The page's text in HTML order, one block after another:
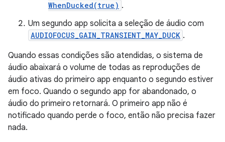
WhenDucked(true) .
Um segundo app solicita a seleção de áudio com
AUDIOFOCUS_GAIN_TRANSIENT_MAY_DUCK .
Quando essas condições são atendidas, o sistema de
áudio abaixará o volume de todas as reproduções de
áudio ativas do primeiro app enquanto o segundo estiver
em foco. Quando o segundo app for abandonado, o
áudio do primeiro retornará. O primeiro app não é
notificado quando perde o foco, então não precisa fazer
nada.